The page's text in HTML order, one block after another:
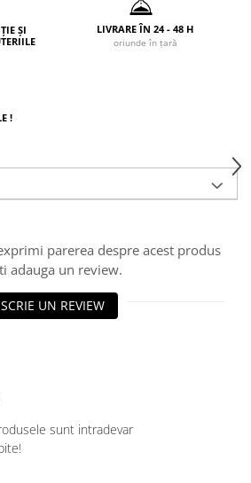
ȘI
LIVRARE ÎN 24 - 48 H
oriunde în țară
!
parerea despre acest produs
adauga un review.
SCRIE UN REVIEW
sunt intradevar